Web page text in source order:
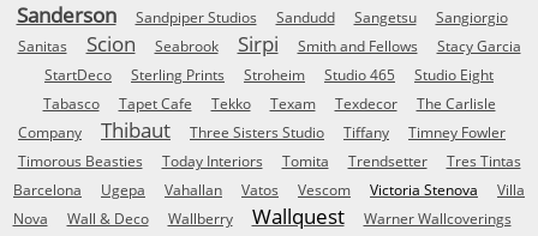
Sanderson Sandpiper Studios Sandudd Sangetsu
Sangiorgio
Sanitas
Scion Seabrook Sirpi Smith and Fellows
Stacy Garcia
StartDeco
Sterling Prints Stroheim Studio 465
Studio Eight
Tabasco
Tapet Cafe Tekko Texam Texdecor
The Carlisle
Company
Thibaut Three Sisters Studio Tiffany
Timney Fowler
Timorous Beasties
Today Interiors Tomita Trendsetter
Tres Tintas
Barcelona
Ugepa Vahallan Vatos Vescom Victoria Stenova
Villa
Nova
Wall & Deco Wallberry Wallquest
Warner Wallcoverings